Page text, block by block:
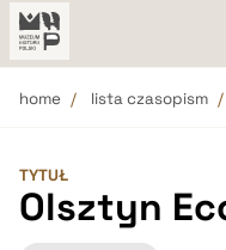
home lista czasopism
TYTUŁ
Olsztyn